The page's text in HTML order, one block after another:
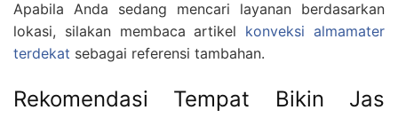
Apabila Anda sedang mencari layanan berdasarkan
lokasi, silakan membaca artikel konveksi almamater
terdekat sebagai referensi tambahan.
Rekomendasi Tempat Bikin Jas